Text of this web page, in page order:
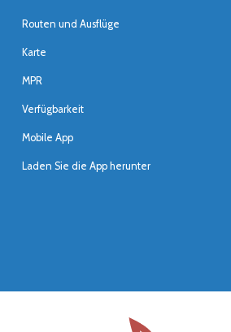
Routen und Ausflüge
Karte
MPR
Verfügbarkeit
Mobile App
Laden Sie die App herunter